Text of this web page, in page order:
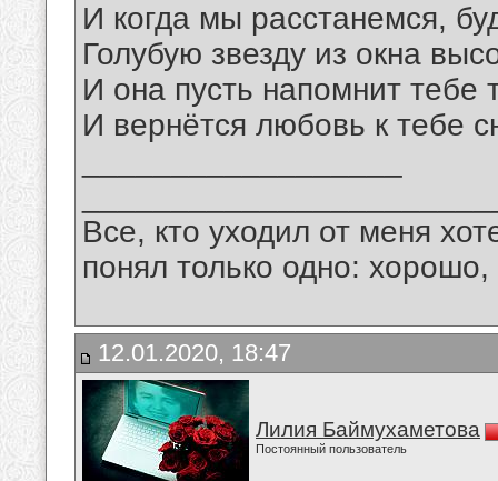
И когда мы расстанемся,
Голубую звезду из окна
И она пусть напомнит
И вернётся любовь к тебе
Все, кто уходил от меня
понял только одно:
12.01.2020, 18:47
Лилия Баймухаметова
Постоянный пользователь